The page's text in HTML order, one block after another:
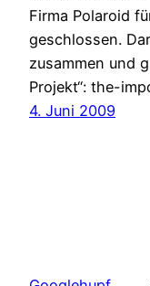
Firma Polaroid
geschlossen.
zusammen und
Projekt“: the-
4. Juni 2009